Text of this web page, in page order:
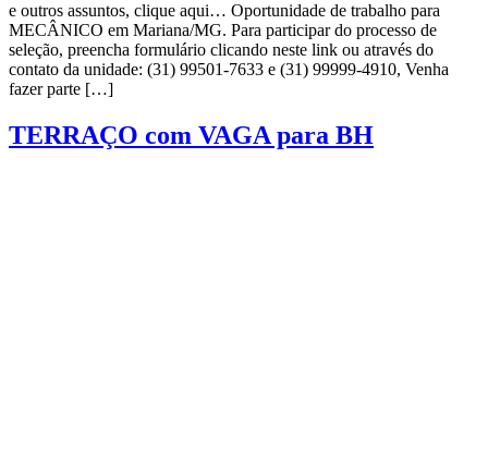
e outros assuntos, clique aqui… Oportunidade de trabalho para
MECÂNICO em Mariana/MG. Para participar do processo de
seleção, preencha formulário clicando neste link ou através do
contato da unidade: (31) 99501-7633 e (31) 99999-4910, Venha
fazer parte […]
TERRAÇO com VAGA para BH